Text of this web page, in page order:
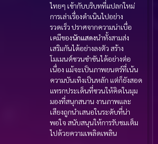
ไทยๆ เข้ากับบริบทที่แปลกใหม่
การเล่าเรื่องดำเนินไปอย่าง
รวดเร็ว ปราศจากความน่าเบื่อ
เคมีของนักแสดงนำทั้งสามส่ง
เสริมกันได้อย่างลงตัว สร้าง
โมเมนต์ชวนขำขันได้อย่างต่อ
เนื่อง แม้จะเป็นภาพยนตร์ที่เน้น
ความบันเทิงเป็นหลัก แต่ก็ยังสอด
แทรกประเด็นที่ชวนให้คิดในมุม
มองที่สนุกสนาน งานภาพและ
เสียงถูกนำเสนอในระดับที่น่า
พอใจ สนับสนุนให้การรับชมเต็ม
ไปด้วยความเพลิดเพลิน